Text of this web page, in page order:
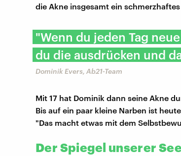
die Akne insgesamt ein schmerzhaftes
"Wenn du jeden Tag
du die ausdrücken und
Dominik Evers, Ab21-Team
Mit 17 hat Dominik dann seine Akne
Bis auf ein paar kleine Narben ist
"Das macht etwas mit dem
Der Spiegel unserer